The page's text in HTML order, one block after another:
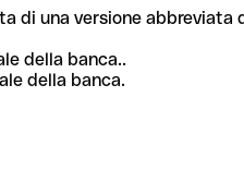
di una versione abbreviata
della banca..
della banca.